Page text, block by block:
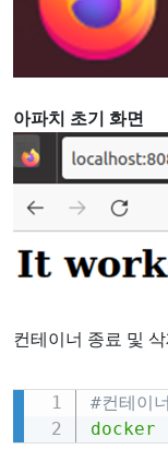
아파치 초기 화면
컨테이너 종료 및 삭
#컨테이
docker